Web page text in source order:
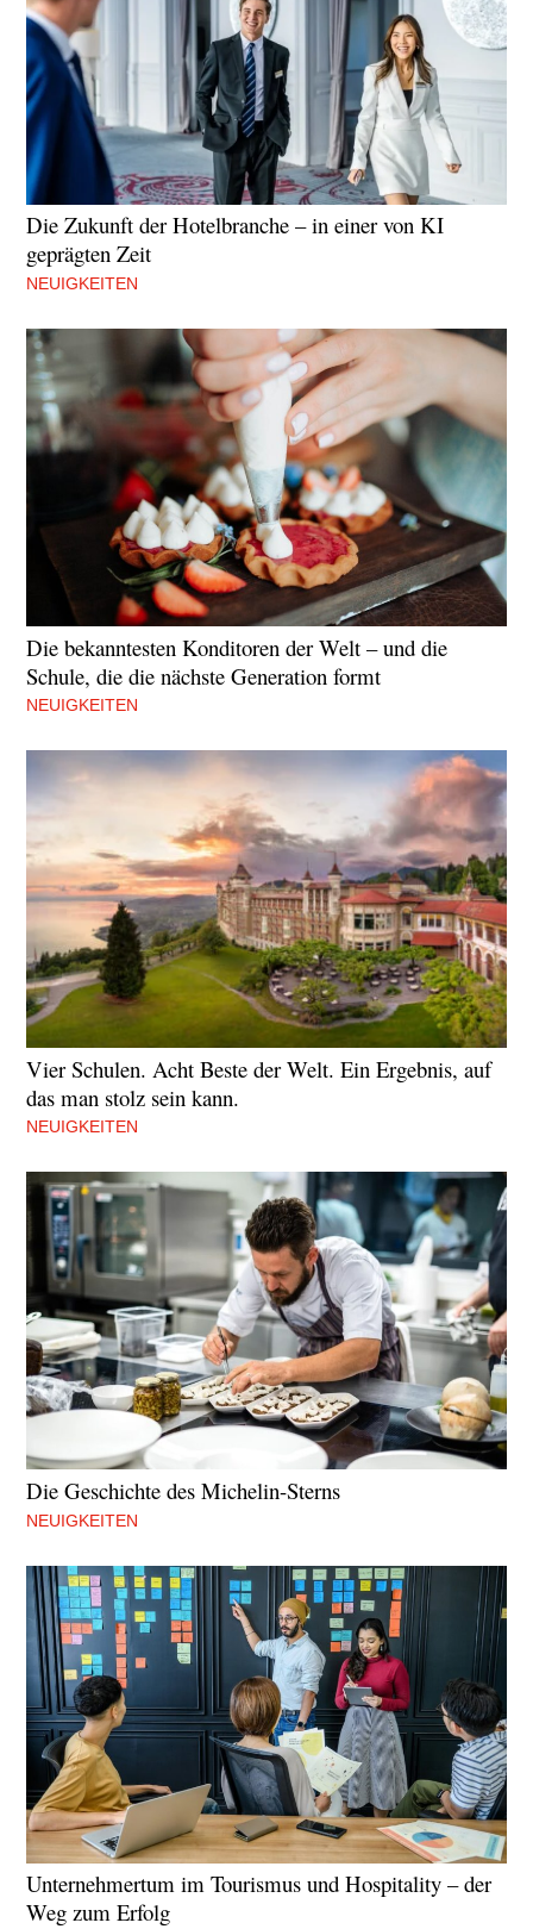
Die Zukunft der Hotelbranche – in einer von KI
geprägten Zeit
NEUIGKEITEN
Die bekanntesten Konditoren der Welt – und die
Schule, die die nächste Generation formt
NEUIGKEITEN
Vier Schulen. Acht Beste der Welt. Ein Ergebnis, auf
das man stolz sein kann.
NEUIGKEITEN
Die Geschichte des Michelin-Sterns
NEUIGKEITEN
Unternehmertum im Tourismus und Hospitality – der
Weg zum Erfolg